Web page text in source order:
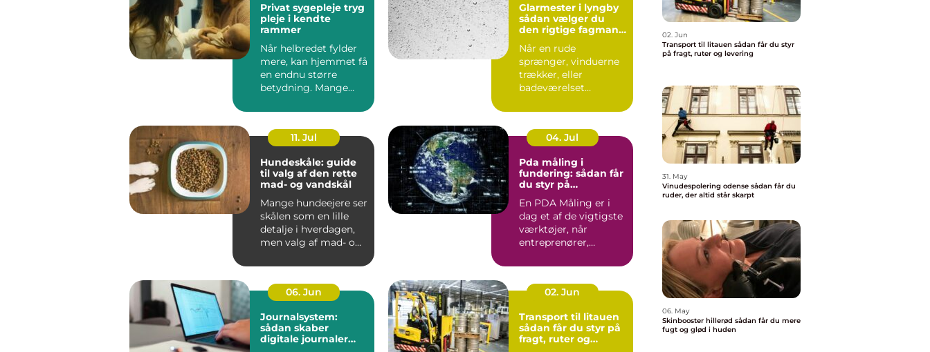
Privat sygepleje tryg
pleje i kendte
rammer
Når helbredet fylder
mere, kan hjemmet få
en endnu større
betydning. Mange
be...
Glarmester i lyngby
sådan vælger du
den rigtige fagmand
Når en rude
sprænger, vinduerne
trækker, eller
badeværelset
spejl, er en glarmest...
11. Jul
Hundeskåle: guide
til valg af den rette
mad- og vandskål
Mange hundeejere ser
skålen som en lille
detalje i hverdagen,
men valg af mad- og
04. Jul
Pda måling i
fundering: sådan får
du styr på
En PDA Måling er i
dag et af de vigtigste
værktøjer, når
entreprenører,
rådgivere vil d...
06. Jun
Journalsystem:
sådan skaber
digitale journaler
02. Jun
Transport til litauen
sådan får du styr på
fragt, ruter og
02. Jun
Transport til litauen sådan får du styr
på fragt, ruter og levering
31. May
Vinudespolering odense sådan får du
ruder, der altid står skarpt
06. May
Skinbooster hillerød sådan får du mere
fugt og glød i huden